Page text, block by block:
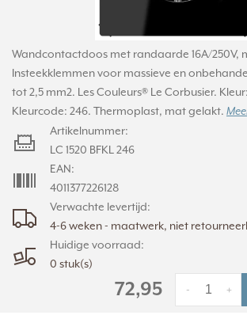
Wandcontactdoos met randaarde 16A/250V,
Insteekklemmen voor massieve en
tot 2,5 mm2. Les Couleurs® Le Corbusier.
Kleurcode: 246. Thermoplast, mat gelakt.
Verwachte levertijd:
4-6 weken - maatwerk, niet
Huidige voorraad:
0 stuk(s)
Artikelnummer:
LC 1520 BFKL 246
EAN:
4011377226128
72,95 +
-